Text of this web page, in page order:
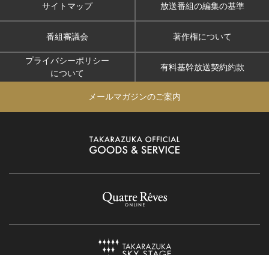
サイトマップ 放送番組の編集の基準
番組審議会 著作権について
プライバシーポリシー
について
有料基幹放送契約約款
メールマガジンのご案内